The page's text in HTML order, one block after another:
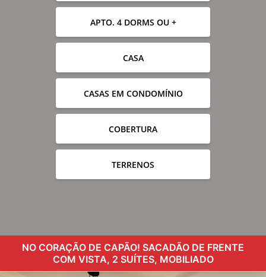
APTO. 4 DORMS OU +
CASA
CASAS EM CONDOMÍNIO
COBERTURA
TERRENOS
NO CORAÇÃO DE CAPÃO! SACADÃO DE FRENTE
COM VISTA, 2 SUÍTES, MOBILIADO